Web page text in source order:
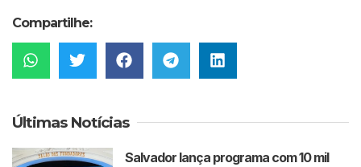
Compartilhe:
Últimas Notícias
Salvador lança programa com 10 mil